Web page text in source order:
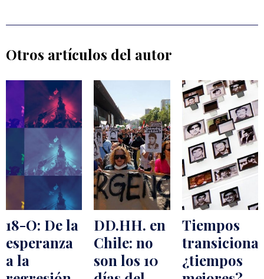
Otros artículos del autor
18-O: De la
esperanza
a la
DD.HH. en
Chile: no
son los 10
Tiempos
¿tiempos